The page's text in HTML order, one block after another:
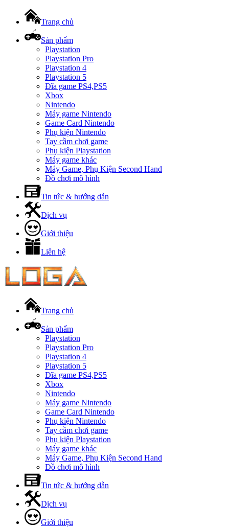
Trang chủ
Sản phẩm
Playstation
Playstation Pro
Playstation 4
Playstation 5
Đĩa game PS4,PS5
Xbox
Nintendo
Máy game Nintendo
Game Card Nintendo
Phụ kiện Nintendo
Tay cầm chơi game
Phụ kiện Playstation
Máy game khác
Máy Game, Phụ Kiện Second Hand
Đồ chơi mô hình
Tin tức & hướng dẫn
Dịch vụ
Giới thiệu
Liên hệ
Trang chủ
Sản phẩm
Playstation
Playstation Pro
Playstation 4
Playstation 5
Đĩa game PS4,PS5
Xbox
Nintendo
Máy game Nintendo
Game Card Nintendo
Phụ kiện Nintendo
Tay cầm chơi game
Phụ kiện Playstation
Máy game khác
Máy Game, Phụ Kiện Second Hand
Đồ chơi mô hình
Tin tức & hướng dẫn
Dịch vụ
Giới thiệu